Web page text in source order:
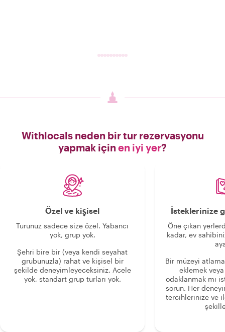
Withlocals neden bir tur rezervasyonu
yapmak için en iyi yer?
Özel ve kişisel
Turunuz sadece size özel. Yabancı
yok, grup yok.
Şehri bire bir (veya kendi seyahat
grubunuzla) rahat ve kişisel bir
şekilde deneyimleyeceksiniz. Acele
yok, standart grup turları yok.
İsteklerinize
Öne çıkan
kadar, ev
Bir müzeyi
eklemek
odaklanmak mı
sorun. Her
tercihlerinize ve